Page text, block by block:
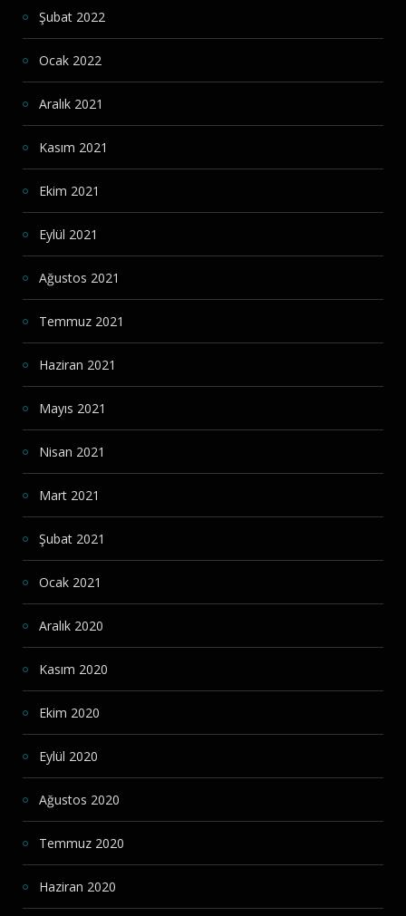
Şubat 2022
Ocak 2022
Aralık 2021
Kasım 2021
Ekim 2021
Eylül 2021
Ağustos 2021
Temmuz 2021
Haziran 2021
Mayıs 2021
Nisan 2021
Mart 2021
Şubat 2021
Ocak 2021
Aralık 2020
Kasım 2020
Ekim 2020
Eylül 2020
Ağustos 2020
Temmuz 2020
Haziran 2020